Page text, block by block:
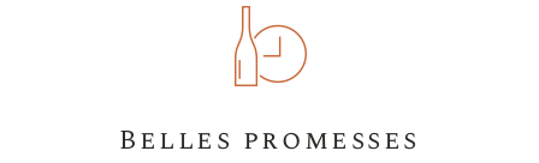
Belles promesses